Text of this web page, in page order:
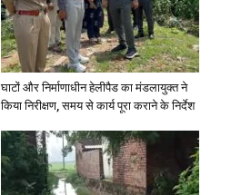
Today
Hindi
घाटों और निर्माणाधीन हेलीपैड का मंडलायुक्त ने
किया निरीक्षण, समय से कार्य पूरा कराने के निर्देश